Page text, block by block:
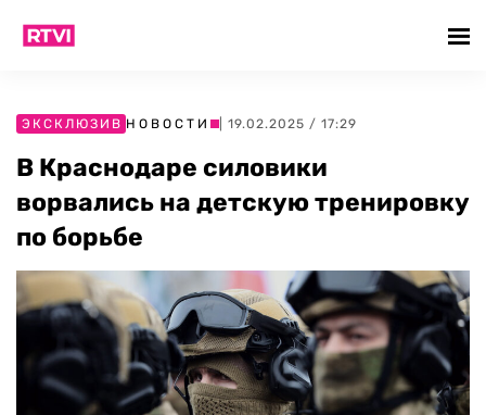
ЭКСКЛЮЗИВ НОВОСТИ | 19.02.2025 / 17:29
В Краснодаре силовики
ворвались на детскую тренировку
по борьбе